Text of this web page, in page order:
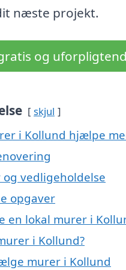
næste projekt.
og
skjul
i Kollund hjælpe
vedligeholdelse
opgaver
en lokal murer i
i Kollund?
murer i Kollund